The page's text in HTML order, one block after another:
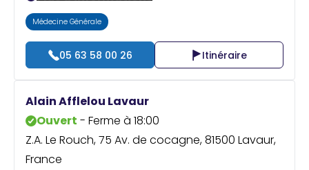
Médecine Générale
05 63 58 00 26 Itinéraire
Alain Afflelou Lavaur
Ouvert - Ferme à 18:00
Z.A. Le Rouch, 75 Av. de cocagne, 81500 Lavaur,
France